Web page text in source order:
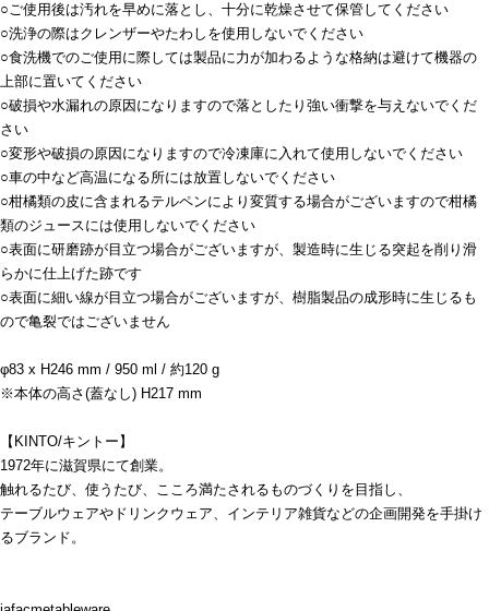
○ご使用後は汚れを早めに落とし、十分に乾燥させて保管してください
○洗浄の際はクレンザーやたわしを使用しないでください
○食洗機でのご使用に際しては製品に力が加わるような格納は避けて機器の
上部に置いてください
○破損や水漏れの原因になりますので落としたり強い衝撃を与えないでくだ
さい
○変形や破損の原因になりますので冷凍庫に入れて使用しないでください
○車の中など高温になる所には放置しないでください
○柑橘類の皮に含まれるテルペンにより変質する場合がございますので柑橘
類のジュースには使用しないでください
○表面に研磨跡が目立つ場合がございますが、製造時に生じる突起を削り滑
らかに仕上げた跡です
○表面に細い線が目立つ場合がございますが、樹脂製品の成形時に生じるも
ので亀裂ではございません
φ83 x H246 mm / 950 ml / 約120 g
※本体の高さ(蓋なし) H217 mm
【KINTO/キントー】
1972年に滋賀県にて創業。
触れるたび、使うたび、こころ満たされるものづくりを目指し、
テーブルウェアやドリンクウェア、インテリア雑貨などの企画開発を手掛け
るブランド。